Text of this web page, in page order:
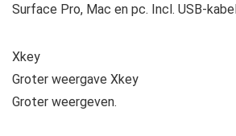
Surface Pro, Mac en pc. Incl. USB-
Xkey
Groter weergave Xkey
Groter weergeven.